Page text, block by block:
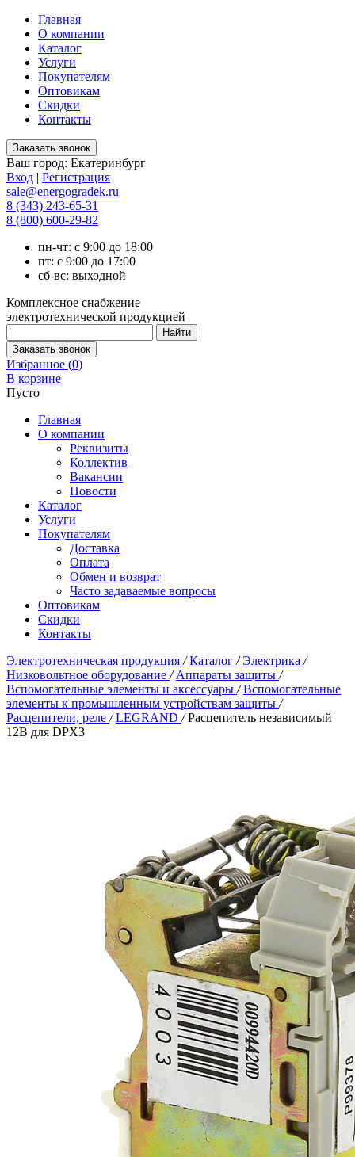
Главная
О компании
Каталог
Услуги
Покупателям
Оптовикам
Скидки
Контакты
Ваш город: Екатеринбург
Вход | Регистрация
sale@energogradek.ru
8 (343) 243-65-31
8 (800) 600-29-82
пн-чт: с 9:00 до 18:00
пт: с 9:00 до 17:00
сб-вс: выходной
Комплексное снабжение
электротехнической продукцией
Избранное (0)
В корзине
Пусто
Главная
О компании
Реквизиты
Коллектив
Вакансии
Новости
Каталог
Услуги
Покупателям
Доставка
Оплата
Обмен и возврат
Часто задаваемые вопросы
Оптовикам
Скидки
Контакты
Электротехническая продукция / Каталог / Электрика /
Низковольтное оборудование / Аппараты защиты /
Вспомогательные элементы и аксессуары / Вспомогательные
элементы к промышленным устройствам защиты /
Расцепители, реле / LEGRAND / Расцепитель независимый
12В для DPX3